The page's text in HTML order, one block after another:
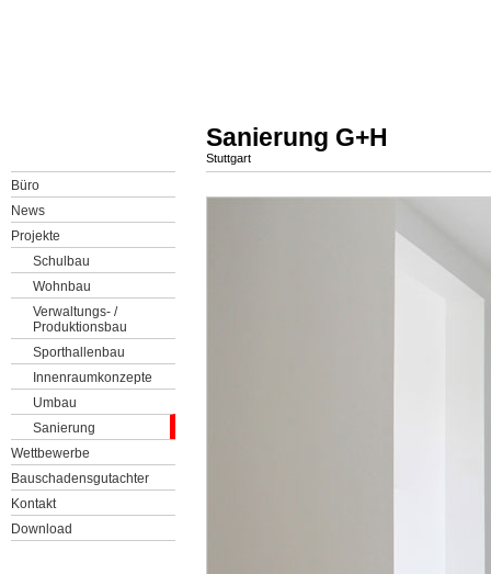
Büro
News
Projekte
Schulbau
Wohnbau
Verwaltungs- /
Produktionsbau
Sporthallenbau
Innenraumkonzepte
Umbau
Sanierung
Wettbewerbe
Bauschadensgutachter
Kontakt
Download
Sanierung G+H
Stuttgart